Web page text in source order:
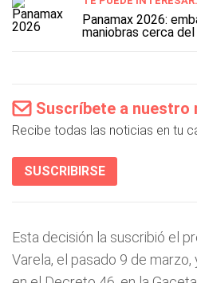
Panamax 2026:
maniobras cerca del
Suscríbete a nuestro
Recibe todas las noticias en tu
SUSCRIBIRSE
Esta decisión la suscribió el
Varela, el pasado 9 de